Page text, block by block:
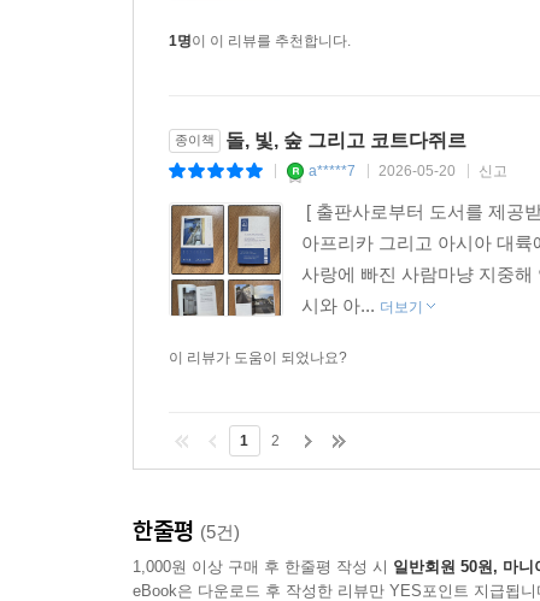
1명이 이 리뷰를 추천합니다.
종이책 돌, 빛, 숲 그리고 코트다쥐르
a*****7 2026-05-20 신고
[ 출판사로부터 도서를 제공
아프리카 그리고 아시아 대
사랑에 빠진 사람마냥 지중
시와 아... 더보기
이 리뷰가 도움이 되었나요?
1 2
한줄평 (5건)
1,000원 이상 구매 후 한줄평 작성 시 일반회원 50원, 마니
eBook은 다운로드 후 작성한 리뷰만 YES포인트 지급됩니